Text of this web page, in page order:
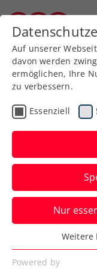
Zurück zur
Allgemeine Klasse
win2day
Melzer,
Die zwei
weitere
Mittwoch ins
Auf unserer
davon werden
ermöglichen, Ihre
zu verbessern.
Essenziell
Nur
Essenziell
Essenzielle
Powered by